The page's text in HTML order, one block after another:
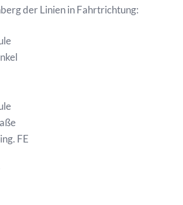
der Linien in Fahrtrichtung:
FE